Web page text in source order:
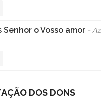
Senhor o Vosso amor -
DOS DONS